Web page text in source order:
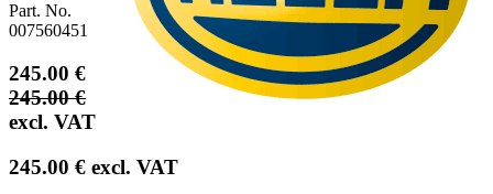
Part. No.
007560451
245.00 €
245.00€
excl. VAT
245.00 € excl. VAT